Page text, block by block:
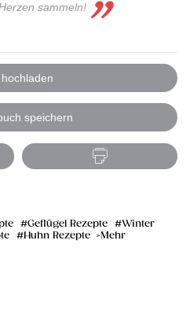
sammel n!
speichern
Geflügel Rezepte
Winter
Huhn Rezepte Mehr